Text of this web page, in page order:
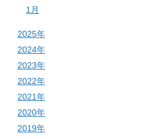
1月
2025年
2024年
2023年
2022年
2021年
2020年
2019年